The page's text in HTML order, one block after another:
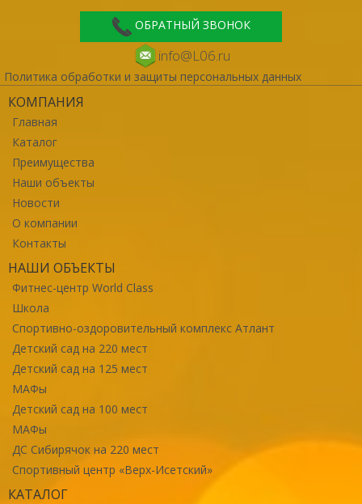
ОБРАТНЫЙ ЗВОНОК
info@L06.ru
Политика обработки и защиты персональных данных
КОМПАНИЯ
Главная
Каталог
Преимущества
Наши объекты
Новости
О компании
Контакты
НАШИ ОБЪЕКТЫ
Фитнес-центр World Class
Школа
Спортивно-оздоровительный комплекс Атлант
Детский сад на 220 мест
Детский сад на 125 мест
МАФы
Детский сад на 100 мест
МАФы
ДС Сибирячок на 220 мест
Спортивный центр «Верх-Исетский»
КАТАЛОГ